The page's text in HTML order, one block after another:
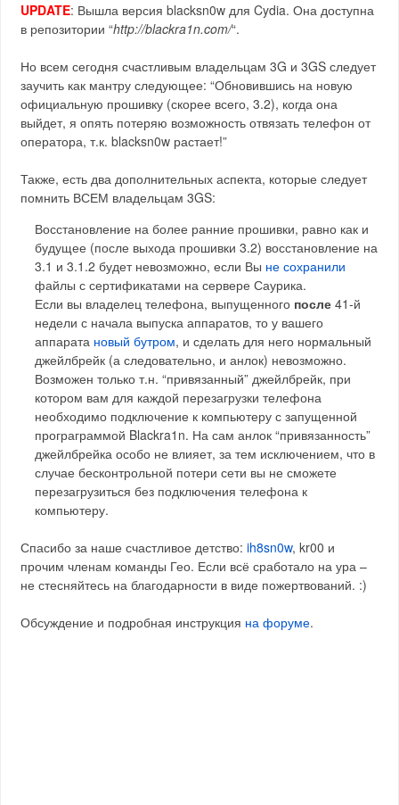
UPDATE: Вышла версия blacksn0w для Cydia. Она доступна
в репозитории “http://blackra1n.com/“.
Но всем сегодня счастливым владельцам 3G и 3GS следует
заучить как мантру следующее: “Обновившись на новую
официальную прошивку (скорее всего, 3.2), когда она
выйдет, я опять потеряю возможность отвязать телефон от
оператора, т.к. blacksn0w растает!”
Также, есть два дополнительных аспекта, которые следует
помнить ВСЕМ владельцам 3GS:
Восстановление на более ранние прошивки, равно как и
будущее (после выхода прошивки 3.2) восстановление на
3.1 и 3.1.2 будет невозможно, если Вы не сохранили
файлы с сертификатами на сервере Саурика.
Если вы владелец телефона, выпущенного после 41-й
недели с начала выпуска аппаратов, то у вашего
аппарата новый бутром, и сделать для него нормальный
джейлбрейк (а следовательно, и анлок) невозможно.
Возможен только т.н. “привязанный” джейлбрейк, при
котором вам для каждой перезагрузки телефона
необходимо подключение к компьютеру с запущенной
програграммой Blackra1n. На сам анлок “привязанность”
джейлбрейка особо не влияет, за тем исключением, что в
случае бесконтрольной потери сети вы не сможете
перезагрузиться без подключения телефона к
компьютеру.
Спасибо за наше счастливое детство:ih8sn0w, kr00 и
прочим членам команды Гео. Если всё сработало на ура –
не стесняйтесь на благодарности в виде пожертвований. :)
Обсуждение и подробная инструкция на форуме.